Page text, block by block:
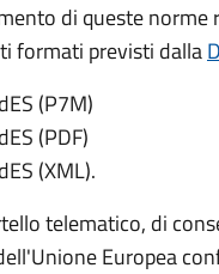
di queste
formati previsti dalla
(P7M)
(PDF)
(XML).
telematico, di
Europea